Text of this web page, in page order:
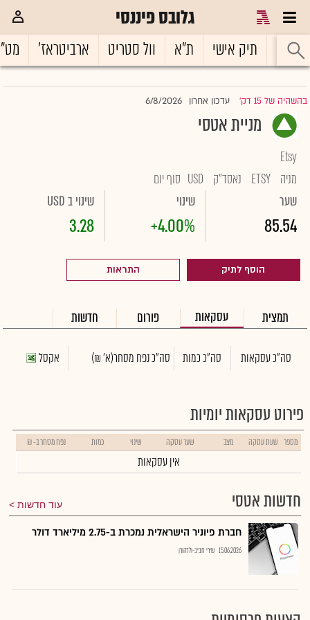
גלובס פיננסי
ראשי תיק אישי ת"א וול סטריט ארביטראז'
בהשהיה של 15 דק' |עדכון אחרון 6/8/2026
מניית אטסי
Etsy
מניה ETSY נאסד"ק USD סוף יום
שער
85.54
שינוי
+4.00%
שינוי ב USD
3.28
הוסף לתיק התראות
תמצית עסקאות פורום חדשות
סה"כ עסקאות סה"כ כמות סה"כ נפח מסחר(א' ₪) אקסל
פירוט עסקאות יומיות
מספר שעת עסקה מצב שער עסקה שינוי כמות נפח מסחר ב- ₪
אין עסקאות
חדשות אטסי עוד חדשות
חברת פיוניר הישראלית נמכרת ב-2.75 מיליארד דולר
15.06.2026 שירי חביב-ולדהורן